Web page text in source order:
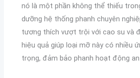
nó là một phần không thể thiếu
dưỡng hệ thống phanh chuyên
tương thích vượt trội với cao su và
hiệu quả giúp loại mỡ này có nhiều
trọng, đảm bảo phanh hoạt động